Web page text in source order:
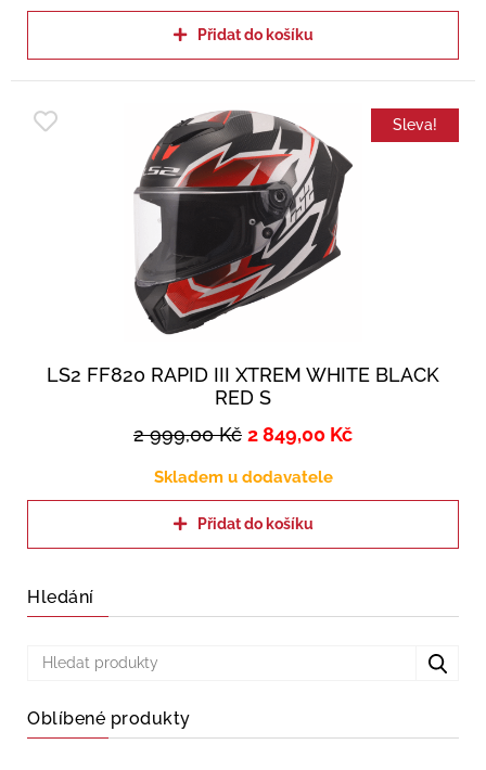
Přidat do košíku
Sleva!
LS2 FF820 RAPID III XTREM WHITE BLACK
RED S
2 999,00Kč 2 849,00 Kč
Skladem u dodavatele
Přidat do košíku
Hledání
Oblíbené produkty